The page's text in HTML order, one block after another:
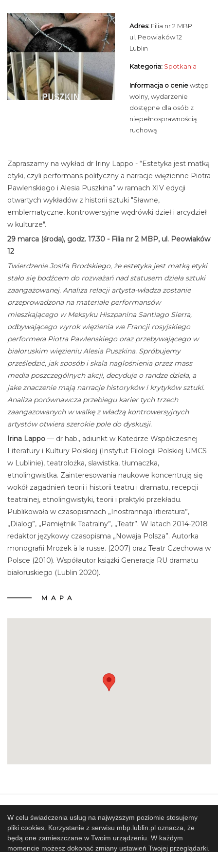
Adres: Filia nr 2 MBP
ul. Peowiaków 12
Lublin
Kategoria: Spotkania
Informacja o ceniewstęp
wolny, wydarzenie
dostępne dla osób z
niepełnosprawnością
ruchową
Zapraszamy na wykład dr Iriny Lappo - “Estetyka jest matką
etyki, czyli performans polityczny a narracje więzienne Piotra
Pawlenskiego i Alesia Puszkina” w ramach XIV edycji
otwartych wykładów z historii sztuki "Sławne,
emblematyczne, kontrowersyjne wędrówki dzieł i arcydzieł
w kulturze".
29 marca (środa), godz. 17.30 - Filia nr 2 MBP, ul. Peowiaków
12
Twierdzenie Josifa Brodskiego, że estetyka jest matką etyki
stało się bodźcem do rozważań nad statusem dzieła sztuki
zaangażowanej. Analiza relacji artysta-władza zostanie
przeprowadzona na materiałe performansów
mieszkającego w Meksyku Hiszpanina Santiago Sierra,
odbywającego wyrok więzienia we Francji rosyjskiego
performera Piotra Pawlenskiego oraz przebywającego w
białoruskim więzieniu Alesia Puszkina. Spróbujemy
prześledzić, jak sposób i skala naglośnienia przez mass
media poszczególnych akcji, decyduje o randze dzieła, a
jake znaczenie mają narracje historyków i krytyków sztuki.
Analiza porównawcza przebiegu karier tych trzech
zaangazowanych w walkę z władzą kontrowersyjnych
artystów otwiera szerokie pole do dyskusji.
Irina Lappo — dr hab., adiunkt w Katedrze Współczesnej
Literatury i Kultury Polskiej (Instytut Filologii Polskiej UMCS
w Lublinie), teatrolożka, slawistka, tłumaczka,
etnolingwistka. Zainteresowania naukowe koncentrują się
wokół zagadnień teorii i historii teatru i dramatu, recepcji
teatralnej, etnolingwistyki, teorii i praktyki przekładu.
Publikowała w czasopismach „Inostrannaja litieratura”,
„Dialog”, „Pamiętnik Teatralny”, „Teatr”. W latach 2014-2018
redaktor językowy czasopisma „Nowaja Polsza”. Autorka
monografii Mrożek à la russe. (2007) oraz Teatr Czechowa w
Polsce (2010). Współautor książki Generacja RU dramatu
białoruskiego (Lublin 2020).
MAPA
Współpracujemy
© 2017 Miejska Biblioteka Publiczna im. Hieronima
W celu świadczenia usług na najwyższym poziomie stosujemy
pliki cookies. Korzystanie z serwisu mbp.lublin.pl oznacza, że
będą one zamieszczane w Twoim urządzeniu. W każdym
momencie możesz dokonać zmiany ustawień Twojej przeglądarki.